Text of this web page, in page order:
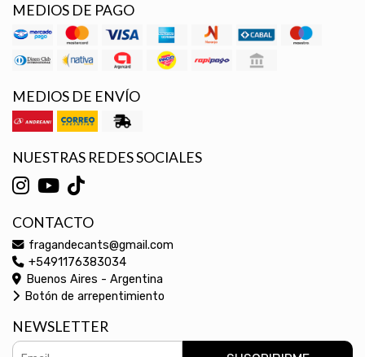
MEDIOS DE PAGO
MEDIOS DE ENVÍO
NUESTRAS REDES SOCIALES
CONTACTO
fragandecants@gmail.com
+5491176383034
Buenos Aires - Argentina
Botón de arrepentimiento
NEWSLETTER